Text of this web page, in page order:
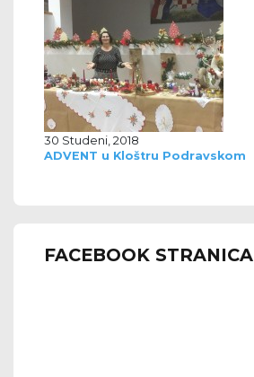
30 Studeni, 2018
ADVENT u Kloštru Podravskom
FACEBOOK STRANICA